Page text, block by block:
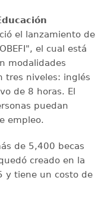
el lanzamiento de
el cual está
modalidades
tres niveles: inglés
de 8 horas. El
puedan
empleo.
de 5,400 becas
creado en la
y tiene un costo de